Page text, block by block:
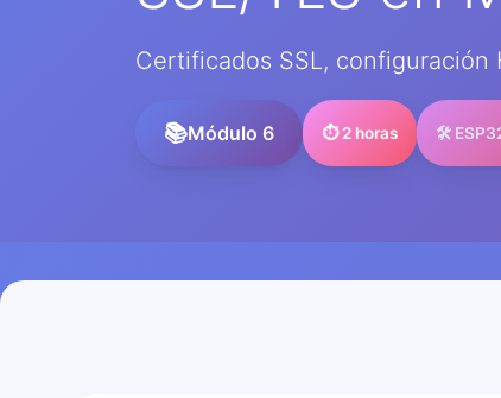
Certificados SSL, configuración
Módulo 6 ⏱️ 2 horas 🛠️